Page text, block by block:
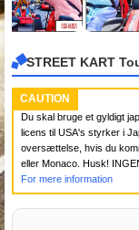
STREET KART
CAUTION
Du skal bruge et gyldigt
licens til USA's styrker i
oversættelse, hvis du
eller Monaco. Husk!
For mere information